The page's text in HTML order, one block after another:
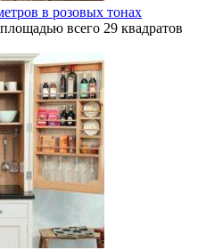
в розовых тонах
всего 29 квадратов